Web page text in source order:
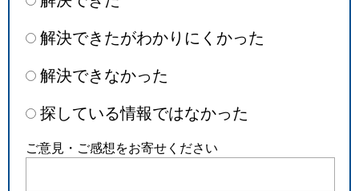
解決できたがわかりにくかった
解決できなかった
探している情報ではなかった
ご意見・ご感想をお寄せください